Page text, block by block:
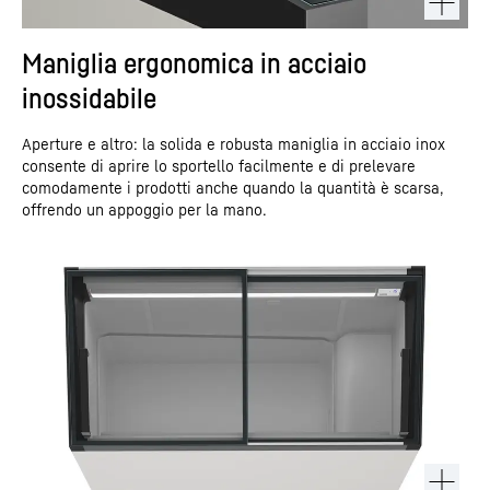
Maniglia ergonomica in acciaio
inossidabile
Aperture e altro: la solida e robusta maniglia in acciaio inox
consente di aprire lo sportello facilmente e di prelevare
comodamente i prodotti anche quando la quantità è scarsa,
offrendo un appoggio per la mano.